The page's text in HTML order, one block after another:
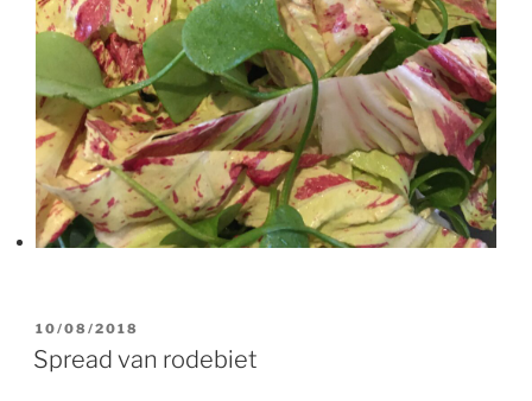
GEPLAATST
OP
10/08/2018
Spread van rodebiet